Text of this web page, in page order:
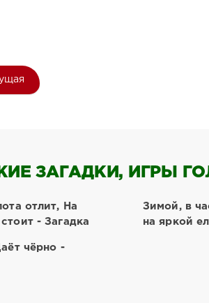
ЗАГАДКИ, ИГРЫ
отлит, На
- Загадка
Зимой, в
на яркой
чёрно -